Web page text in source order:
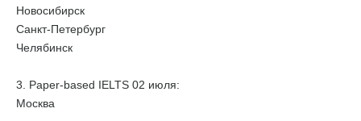
Новосибирск
Санкт-Петербург
Челябинск
3. Paper-based IELTS 02 июля:
Москва